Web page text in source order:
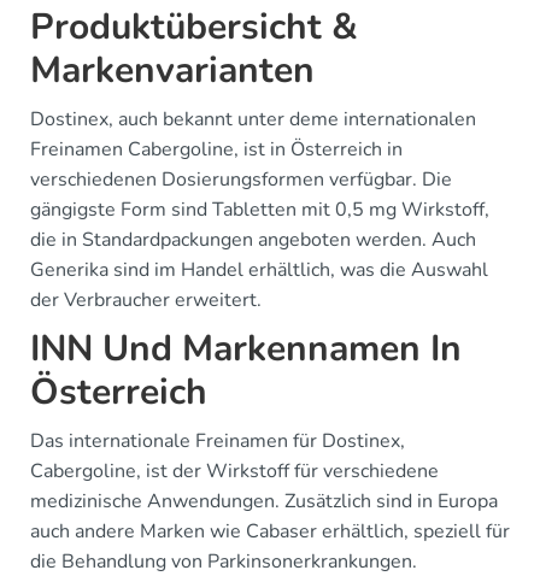
Produktübersicht &
Markenvarianten
Dostinex, auch bekannt unter deme internationalen
Freinamen Cabergoline, ist in Österreich in
verschiedenen Dosierungsformen verfügbar. Die
gängigste Form sind Tabletten mit 0,5 mg Wirkstoff,
die in Standardpackungen angeboten werden. Auch
Generika sind im Handel erhältlich, was die Auswahl
der Verbraucher erweitert.
INN Und Markennamen In
Österreich
Das internationale Freinamen für Dostinex,
Cabergoline, ist der Wirkstoff für verschiedene
medizinische Anwendungen. Zusätzlich sind in Europa
auch andere Marken wie Cabaser erhältlich, speziell für
die Behandlung von Parkinsonerkrankungen.